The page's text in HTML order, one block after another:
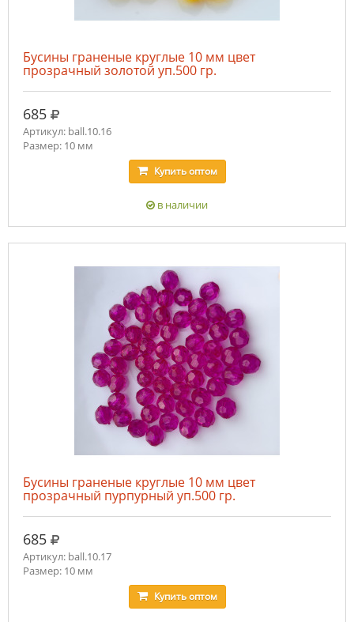
Бусины граненые круглые 10 мм цвет
прозрачный золотой уп.500 гр.
685 руб.
Артикул: ball.10.16
Размер: 10 мм
Купитьоптом
в наличии
Бусины граненые круглые 10 мм цвет
прозрачный пурпурный уп.500 гр.
685 руб.
Артикул: ball.10.17
Размер: 10 мм
Купитьоптом